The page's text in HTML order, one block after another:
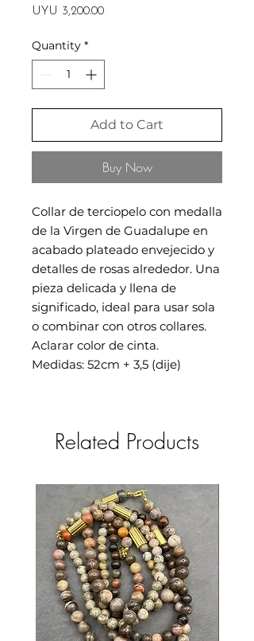
UYU 3,200.00Price
Quantity *
Add to Cart
Buy Now
Collar de terciopelo con medalla
de la Virgen de Guadalupe en
acabado plateado envejecido y
detalles de rosas alrededor. Una
pieza delicada y llena de
significado, ideal para usar sola
o combinar con otros collares.
Aclarar color de cinta.
Medidas: 52cm + 3,5 (dije)
Related Products